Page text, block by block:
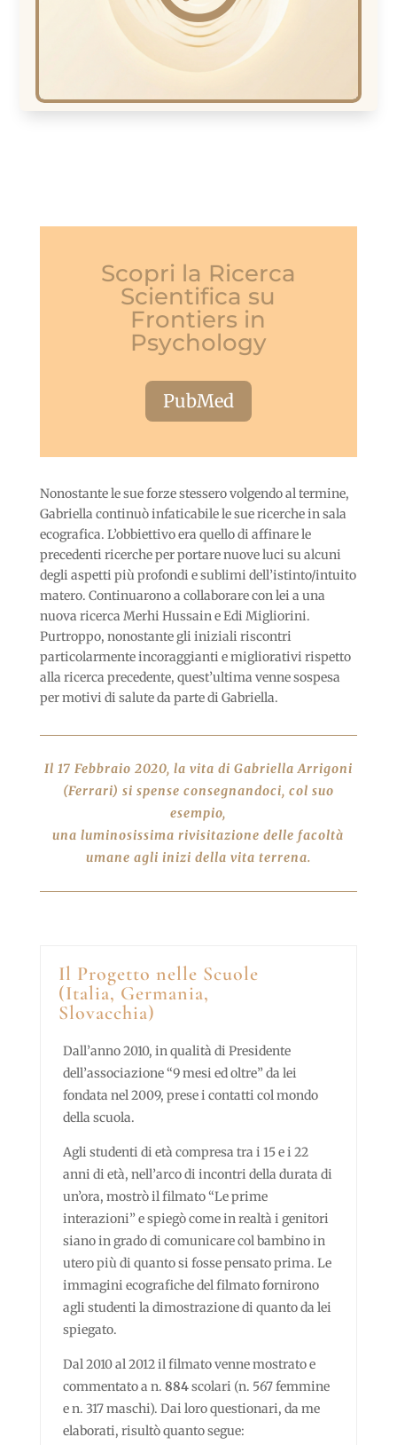
Scopri la Ricerca
Scientifica su
Frontiers in
Psychology
PubMed
Nonostante le sue forze stessero volgendo al termine,
Gabriella continuò infaticabile le sue ricerche in sala
ecografica. L’obbiettivo era quello di affinare le
precedenti ricerche per portare nuove luci su alcuni
degli aspetti più profondi e sublimi dell’istinto/intuito
matero. Continuarono a collaborare con lei a una
nuova ricerca Merhi Hussain e Edi Migliorini.
Purtroppo, nonostante gli iniziali riscontri
particolarmente incoraggianti e migliorativi rispetto
alla ricerca precedente, quest’ultima venne sospesa
per motivi di salute da parte di Gabriella.
Il 17 Febbraio 2020, la vita di Gabriella Arrigoni
(Ferrari) si spense consegnandoci, col suo
esempio,
una luminosissima rivisitazione delle facoltà
umane agli inizi della vita terrena.
Il Progetto nelle Scuole
(Italia, Germania,
Slovacchia)
Dall’anno 2010, in qualità di Presidente
dell’associazione “9 mesi ed oltre” da lei
fondata nel 2009, prese i contatti col mondo
della scuola.
Agli studenti di età compresa tra i 15 e i 22
anni di età, nell’arco di incontri della durata di
un’ora, mostrò il filmato “Le prime
interazioni” e spiegò come in realtà i genitori
siano in grado di comunicare col bambino in
utero più di quanto si fosse pensato prima. Le
immagini ecografiche del filmato fornirono
agli studenti la dimostrazione di quanto da lei
spiegato.
Dal 2010 al 2012 il filmato venne mostrato e
commentato a n. 884scolari (n. 567 femmine
e n. 317 maschi). Dai loro questionari, da me
elaborati, risultò quanto segue: